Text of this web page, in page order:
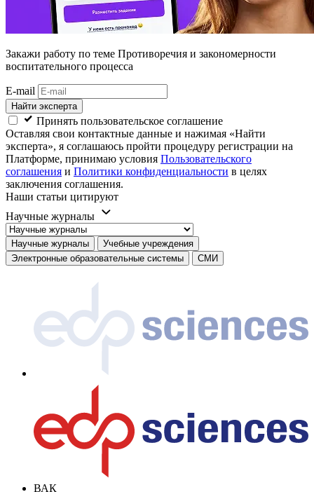
Закажи работу по теме Противоречия и закономерности
воспитательного процесса
E-mail
Найти эксперта
Принять пользовательское соглашение
Оставляя свои контактные данные и нажимая «Найти
эксперта», я соглашаюсь пройти процедуру регистрации на
Платформе, принимаю условия Пользовательского
соглашения и Политики конфиденциальности в целях
заключения соглашения.
Наши статьи цитируют
Научные журналы
Научные журналы
Учебные учреждения
Электронные образовательные системы
СМИ
ВАК